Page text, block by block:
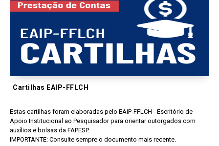
Cartilhas EAIP-FFLCH
Estas cartilhas foram elaboradas pelo EAIP-FFLCH - Escritório de
Apoio Institucional ao Pesquisador para orientar outorgados com
auxílios e bolsas da FAPESP.
IMPORTANTE: Consulte sempre o documento mais recente.